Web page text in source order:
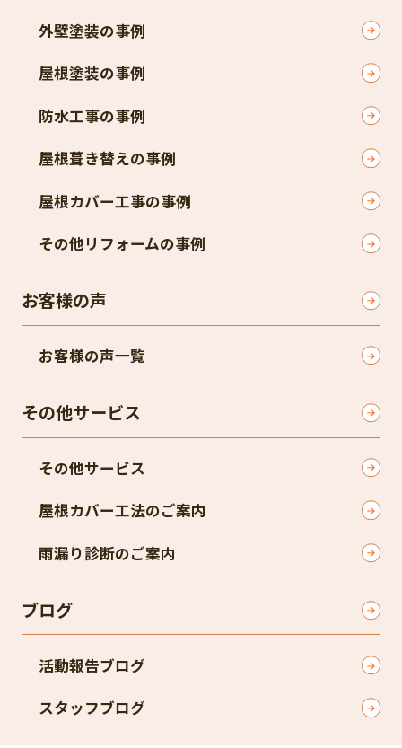
外壁塗装の事例
屋根塗装の事例
防水工事の事例
屋根葺き替えの事例
屋根カバー工事の事例
その他リフォームの事例
お客様の声
お客様の声一覧
その他サービス
その他サービス
屋根カバー工法のご案内
雨漏り診断のご案内
ブログ
活動報告ブログ
スタッフブログ